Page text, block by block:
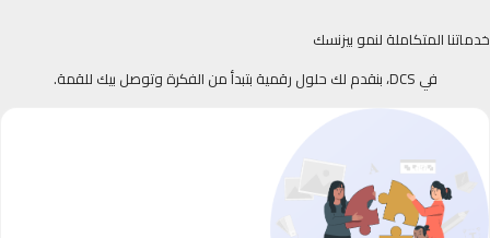
خدماتنا المتكاملة لنمو بيزنسك
في DCS، بنقدم لك حلول رقمية بتبدأ من الفكرة وتوصل بيك للقمة.